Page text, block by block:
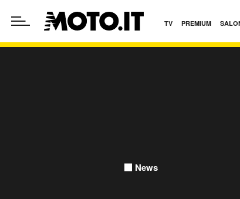
TV PREMIUM
News